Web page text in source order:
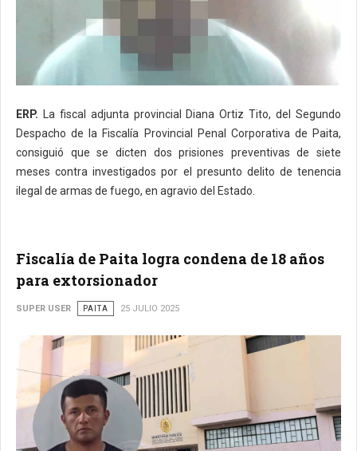
ERP. La fiscal adjunta provincial Diana Ortiz Tito, del Segundo
Despacho de la Fiscalía Provincial Penal Corporativa de Paita,
consiguió que se dicten dos prisiones preventivas de siete
meses contra investigados por el presunto delito de tenencia
ilegal de armas de fuego, en agravio del Estado.
Fiscalía de Paita logra condena de 18 años
para extorsionador
SUPER USER PAITA 25 JULIO 2025